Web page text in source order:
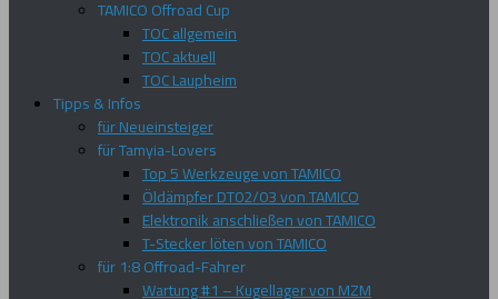
TAMICO Offroad Cup
TOC allgemein
TOC aktuell
TOC Laupheim
Tipps & Infos
für Neueinsteiger
für Tamyia-Lovers
Top 5 Werkzeuge von TAMICO
Öldämpfer DT02/03 von TAMICO
Elektronik anschließen von TAMICO
T-Stecker löten von TAMICO
für 1:8 Offroad-Fahrer
Wartung #1 – Kugellager von MZM